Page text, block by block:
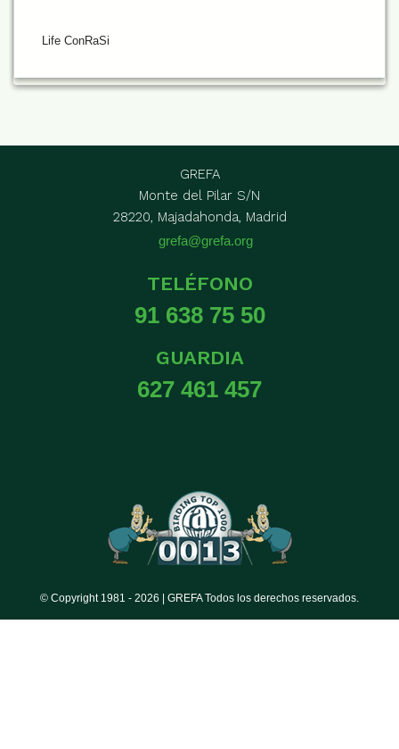
Life ConRaSi
GREFA
Monte del Pilar S/N
28220, Majadahonda, Madrid
grefa@grefa.org
TELÉFONO
91 638 75 50
GUARDIA
627 461 457
© Copyright 1981 - 2026 | GREFA Todos los derechos reservados.